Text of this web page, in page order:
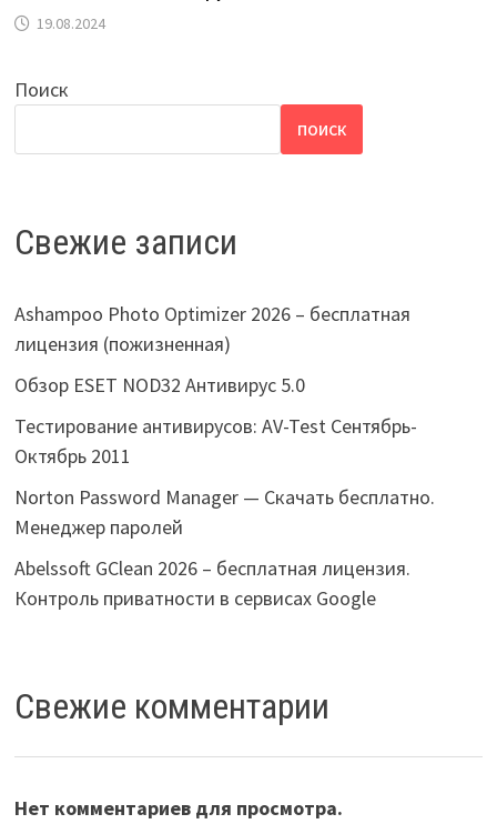
19.08.2024
Поиск
ПОИСК
Свежие записи
Ashampoo Photo Optimizer 2026 – бесплатная
лицензия (пожизненная)
Обзор ESET NOD32 Антивирус 5.0
Тестирование антивирусов: AV-Test Сентябрь-
Октябрь 2011
Norton Password Manager — Скачать бесплатно.
Менеджер паролей
Abelssoft GClean 2026 – бесплатная лицензия.
Контроль приватности в сервисах Google
Свежие комментарии
Нет комментариев для просмотра.